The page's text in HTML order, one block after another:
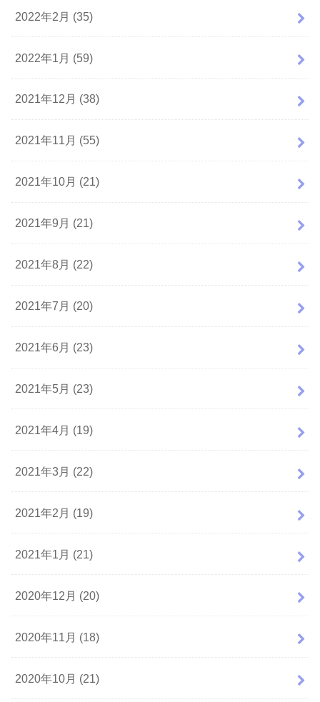
2022年2月 (35)
2022年1月 (59)
2021年12月 (38)
2021年11月 (55)
2021年10月 (21)
2021年9月 (21)
2021年8月 (22)
2021年7月 (20)
2021年6月 (23)
2021年5月 (23)
2021年4月 (19)
2021年3月 (22)
2021年2月 (19)
2021年1月 (21)
2020年12月 (20)
2020年11月 (18)
2020年10月 (21)